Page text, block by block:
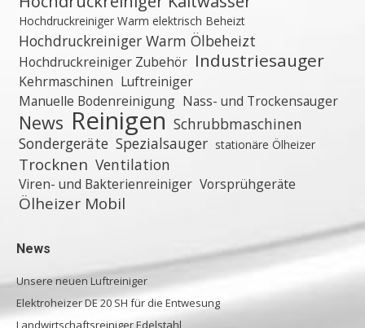
Hochdruckreiniger Warm elektrisch Beheizt
Hochdruckreiniger Warm Ölbeheizt
Hochdruckreiniger Zubehör Industriesauger
Kehrmaschinen Luftreiniger
Manuelle Bodenreinigung Nass- und Trockensauger
News Reinigen Schrubbmaschinen
Sondergeräte Spezialsauger stationäre Ölheizer
Trocknen Ventilation
Viren- und Bakterienreiniger Vorsprühgeräte
Ölheizer Mobil
News
Unsere neuen Luftreiniger
Elektroheizer DE 20 SH für die Entwesung
Landwirtschaftsreiniger Edelstahl